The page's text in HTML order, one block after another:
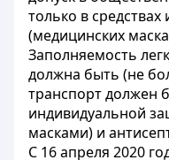
только в
(медицинских
Заполняемость
должна быть (не
транспорт должен
индивидуальной
масками) и
С 16 апреля 2020